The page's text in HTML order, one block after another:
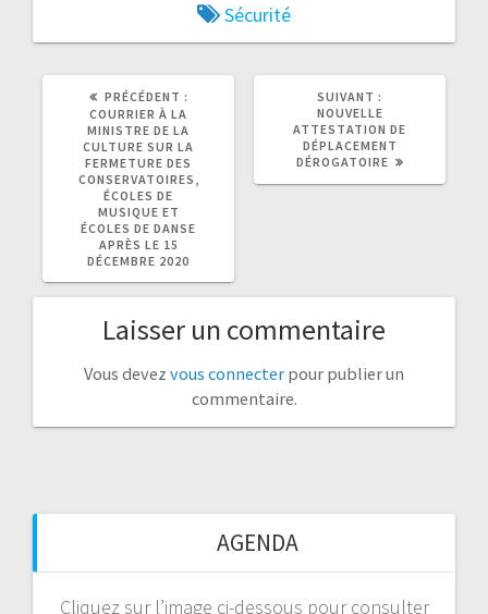
Sécurité
PRÉCÉDENT :
ARTICLE
PRÉCÉDENT
COURRIER À LA
MINISTRE DE LA
CULTURE SUR LA
FERMETURE DES
CONSERVATOIRES,
ÉCOLES DE
MUSIQUE ET
ÉCOLES DE DANSE
APRÈS LE 15
DÉCEMBRE 2020
SUIVANT :
ARTICLE
NOUVELLE
ATTESTATION DE
DÉPLACEMENT
DÉROGATOIRE
Laisser un commentaire
Vous devez vous connecter pour publier un
commentaire.
AGENDA
Cliquez sur l’image ci-dessous pour consulter